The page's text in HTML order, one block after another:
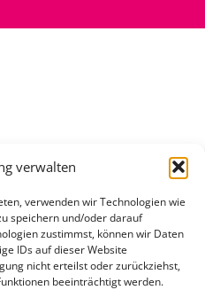
verwalten
verwenden wir Technologien wie
speichern und/oder darauf
zustimmst, können wir Daten
IDs auf dieser Website
nicht erteilst oder zurückziehst,
beeinträchtigt werden.